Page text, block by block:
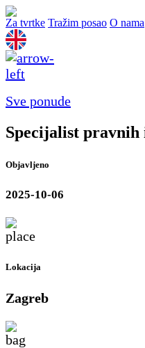
Za tvrtke Tražim posao O nama
Sve ponude
Specijalist pravnih
Objavljeno
2025-10-06
Lokacija
Zagreb